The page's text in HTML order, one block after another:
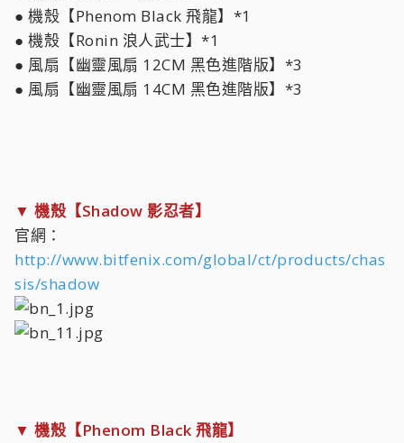
● 機殼【Phenom Black 飛龍】*1
● 機殼【Ronin 浪人武士】*1
● 風扇【幽靈風扇 12CM 黑色進階版】*3
● 風扇【幽靈風扇 14CM 黑色進階版】*3
▼ 機殼【Shadow 影忍者】
官網：
http://www.bitfenix.com/global/ct/products/chas
sis/shadow
▼ 機殼【Phenom Black 飛龍】